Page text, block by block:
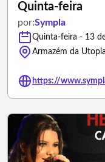
Quinta-feira
por:Sympla
Quinta-feira - 13